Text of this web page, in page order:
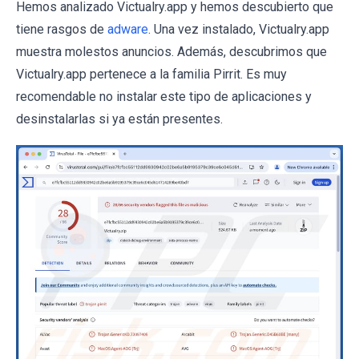
Hemos analizado Victualry.app y hemos descubierto que
tiene rasgos de adware. Una vez instalado, Victualry.app
muestra molestos anuncios. Además, descubrimos que
Victualry.app pertenece a la familia Pirrit. Es muy
recomendable no instalar este tipo de aplicaciones y
desinstalarlas si ya están presentes.